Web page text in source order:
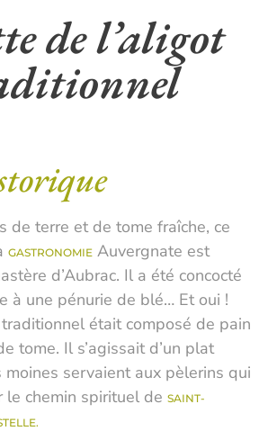
de l’aligot
de terre et de tome fraîche, ce
GASTRONOMIE Auvergnate est
d’Aubrac. Il a été concocté
à une pénurie de blé… Et oui !
était composé de pain
tome. Il s’agissait d’un plat
servaient aux pèlerins qui
le chemin spirituel de SAINT-